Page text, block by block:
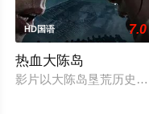
HD国语 7.0
热血大陈岛
影片以大陈岛垦荒历史